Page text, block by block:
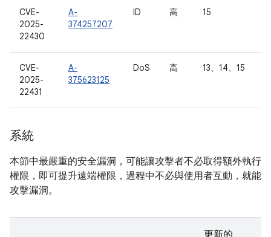
CVE-
2025-
22430
A-
374257207
ID 高 15
CVE-
2025-
22431
A-
375623125
DoS 高 13、14、15
系統
本節中最嚴重的安全漏洞，可能讓攻擊者不必取得額外執行
權限，即可提升遠端權限，過程中不必與使用者互動，就能
攻擊漏洞。
更新的